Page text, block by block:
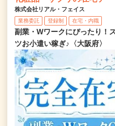
株式会社リアル・フェイス
業務委託 登録制 在宅・内職
副業・Wワークにぴったり！
ツお小遣い稼ぎ♪〈大阪府〉